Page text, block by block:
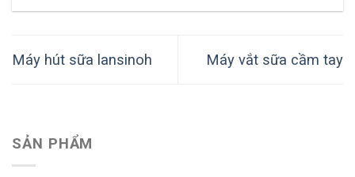
Máy hút sữa lansinoh Máy vắt sữa cầm tay
SẢN PHẨM